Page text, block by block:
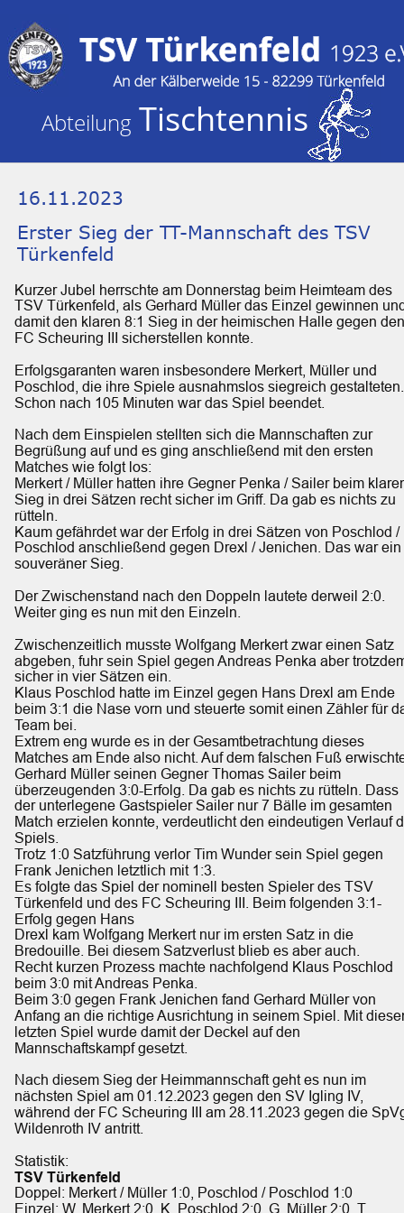
Erster Sieg der TT-Mannschaft des TSV
Türkenfeld
16.11.2023
Kurzer Jubel herrschte am Donnerstag beim Heimteam des
TSV Türkenfeld, als Gerhard Müller das Einzel gewinnen
damit den klaren 8:1 Sieg in der heimischen Halle gegen
FC Scheuring III sicherstellen konnte.
Erfolgsgaranten waren insbesondere Merkert, Müller und
Poschlod, die ihre Spiele ausnahmslos siegreich
Schon nach 105 Minuten war das Spiel beendet.
Nach dem Einspielen stellten sich die Mannschaften zur
Begrüßung auf und es ging anschließend mit den ersten
Matches wie folgt los:
Merkert / Müller hatten ihre Gegner Penka / Sailer beim
Sieg in drei Sätzen recht sicher im Griff. Da gab es nichts zu
rütteln.
Kaum gefährdet war der Erfolg in drei Sätzen von Poschlod /
Poschlod anschließend gegen Drexl / Jenichen. Das war ein
souveräner Sieg.
Der Zwischenstand nach den Doppeln lautete derweil 2:0.
Weiter ging es nun mit den Einzeln.
Zwischenzeitlich musste Wolfgang Merkert zwar einen Satz
abgeben, fuhr sein Spiel gegen Andreas Penka aber
sicher in vier Sätzen ein.
Klaus Poschlod hatte im Einzel gegen Hans Drexl am Ende
beim 3:1 die Nase vorn und steuerte somit einen Zähler für
Team bei.
Extrem eng wurde es in der Gesamtbetrachtung dieses
Matches am Ende also nicht. Auf dem falschen Fuß
Gerhard Müller seinen Gegner Thomas Sailer beim
überzeugenden 3:0-Erfolg. Da gab es nichts zu rütteln. Dass
der unterlegene Gastspieler Sailer nur 7 Bälle im gesamten
Match erzielen konnte, verdeutlicht den eindeutigen Verlauf
Spiels.
Trotz 1:0 Satzführung verlor Tim Wunder sein Spiel gegen
Frank Jenichen letztlich mit 1:3.
Es folgte das Spiel der nominell besten Spieler des TSV
Türkenfeld und des FC Scheuring III. Beim folgenden 3:1-
Erfolg gegen Hans
Drexl kam Wolfgang Merkert nur im ersten Satz in die
Bredouille. Bei diesem Satzverlust blieb es aber auch.
Recht kurzen Prozess machte nachfolgend Klaus Poschlod
beim 3:0 mit Andreas Penka.
Beim 3:0 gegen Frank Jenichen fand Gerhard Müller von
Anfang an die richtige Ausrichtung in seinem Spiel. Mit
letzten Spiel wurde damit der Deckel auf den
Mannschaftskampf gesetzt.
Nach diesem Sieg der Heimmannschaft geht es nun im
nächsten Spiel am 01.12.2023 gegen den SV Igling IV,
während der FC Scheuring III am 28.11.2023 gegen die
Wildenroth IV antritt.
Statistik:
TSV Türkenfeld
Doppel: Merkert / Müller 1:0, Poschlod / Poschlod 1:0
Einzel: W. Merkert 2:0, K. Poschlod 2:0, G. Müller 2:0, T.
Abteilung Tischtennis